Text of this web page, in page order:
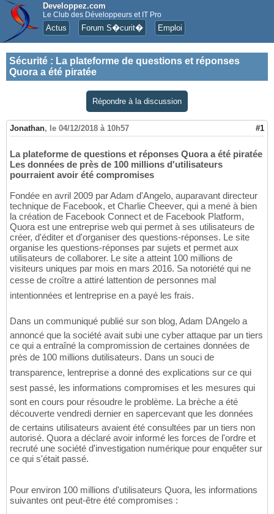
Developpez.com
Le Club des Développeurs et IT Pro
Actus Forum S�curit� Emploi
Sécurité : La plateforme de questions et réponses
Quora a été piratée
Répondre à la discussion
Jonathan, le 04/12/2018 à 10h57 #1
La plateforme de questions et réponses Quora a été piratée
Les données de près de 100 millions d'utilisateurs
pourraient avoir été compromises
Fondée en avril 2009 par Adam d'Angelo, auparavant directeur
technique de Facebook, et Charlie Cheever, qui a mené à bien
la création de Facebook Connect et de Facebook Platform,
Quora est une entreprise web qui permet à ses utilisateurs de
créer, d'éditer et d'organiser des questions-réponses. Le site
organise les questions-réponses par sujets et permet aux
utilisateurs de collaborer. Le site a atteint 100 millions de
visiteurs uniques par mois en mars 2016. Sa notoriété qui ne
cesse de croître a attiré lattention de personnes mal
intentionnées et lentreprise en a payé les frais.
Dans un communiqué publié sur son blog, Adam DAngelo a
annoncé que la société avait subi une cyber attaque par un tiers
ce qui a entraîné la compromission de certaines données de
près de 100 millions dutilisateurs. Dans un souci de
transparence, lentreprise a donné des explications sur ce qui
sest passé, les informations compromises et les mesures qui
sont en cours pour résoudre le problème. La brèche a été
découverte vendredi dernier en sapercevant que les données
de certains utilisateurs avaient été consultées par un tiers non
autorisé. Quora a déclaré avoir informé les forces de l'ordre et
recruté une société d'investigation numérique pour enquêter sur
ce qui s'était passé.
Pour environ 100 millions d'utilisateurs Quora, les informations
suivantes ont peut-être été compromises :